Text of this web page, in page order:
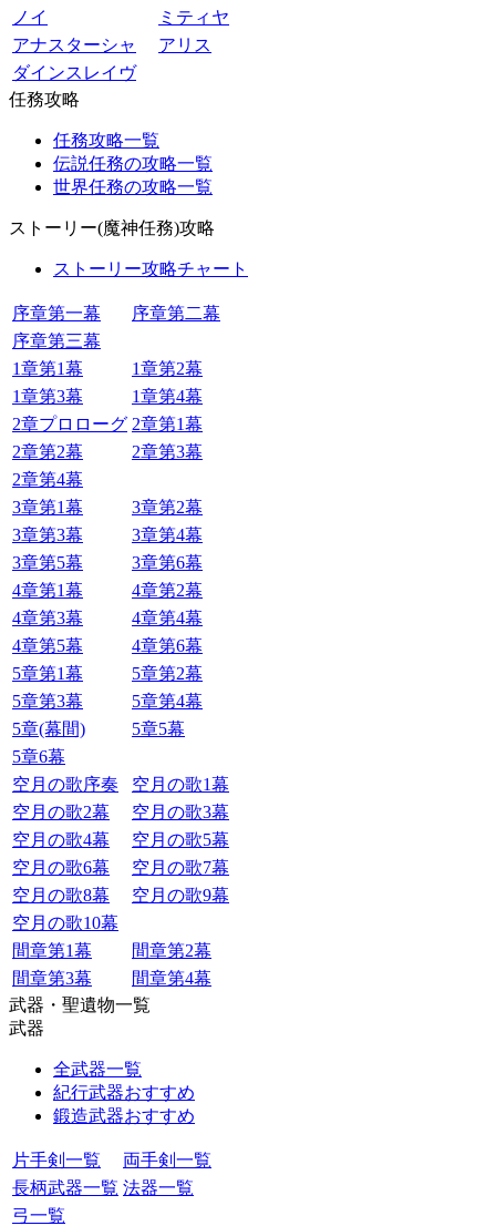
ノイ
ミティヤ
アナスターシャ
アリス
ダインスレイヴ
任務攻略
任務攻略一覧
伝説任務の攻略一覧
世界任務の攻略一覧
ストーリー(魔神任務)攻略
ストーリー攻略チャート
序章第一幕
序章第二幕
序章第三幕
1章第1幕
1章第2幕
1章第3幕
1章第4幕
2章プロローグ 2章第1幕
2章第2幕
2章第3幕
2章第4幕
3章第1幕
3章第2幕
3章第3幕
3章第4幕
3章第5幕
3章第6幕
4章第1幕
4章第2幕
4章第3幕
4章第4幕
4章第5幕
4章第6幕
5章第1幕
5章第2幕
5章第3幕
5章第4幕
5章(幕間)
5章5幕
5章6幕
空月の歌序奏
空月の歌1幕
空月の歌2幕
空月の歌3幕
空月の歌4幕
空月の歌5幕
空月の歌6幕
空月の歌7幕
空月の歌8幕
空月の歌9幕
空月の歌10幕
間章第1幕
間章第2幕
間章第3幕
間章第4幕
武器・聖遺物一覧
武器
全武器一覧
紀行武器おすすめ
鍛造武器おすすめ
片手剣一覧
両手剣一覧
長柄武器一覧 法器一覧
弓一覧